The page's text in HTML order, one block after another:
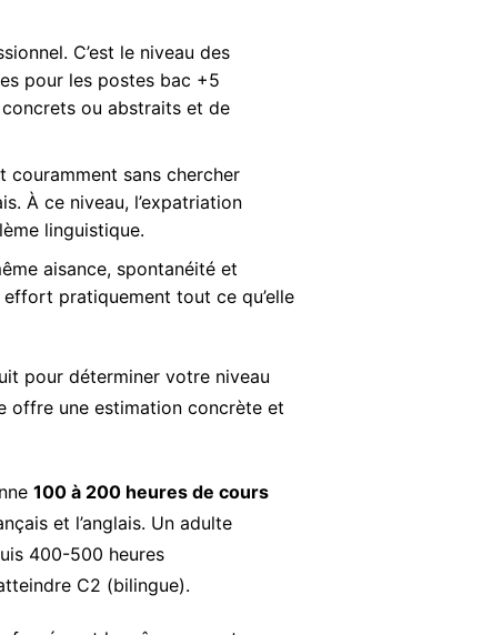
C’est le niveau des
pour les postes bac +5
concrets ou abstraits et de
couramment sans chercher
À ce niveau, l’expatriation
linguistique.
aisance, spontanéité et
effort pratiquement tout ce qu’elle
pour déterminer votre niveau
offre une estimation concrète et
100 à 200 heures de cours
et l’anglais. Un adulte
400-500 heures
C2 (bilingue).